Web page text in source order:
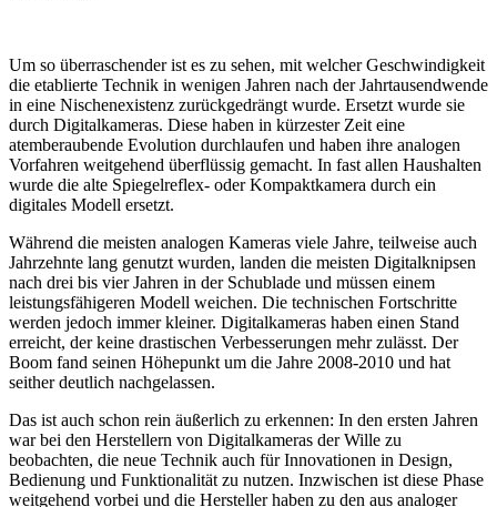
Um so überraschender ist es zu sehen, mit welcher Geschwindigkeit
die etablierte Technik in wenigen Jahren nach der Jahrtausendwende
in eine Nischenexistenz zurückgedrängt wurde. Ersetzt wurde sie
durch Digitalkameras. Diese haben in kürzester Zeit eine
atemberaubende Evolution durchlaufen und haben ihre analogen
Vorfahren weitgehend überflüssig gemacht. In fast allen Haushalten
wurde die alte Spiegelreflex- oder Kompaktkamera durch ein
digitales Modell ersetzt.
Während die meisten analogen Kameras viele Jahre, teilweise auch
Jahrzehnte lang genutzt wurden, landen die meisten Digitalknipsen
nach drei bis vier Jahren in der Schublade und müssen einem
leistungsfähigeren Modell weichen. Die technischen Fortschritte
werden jedoch immer kleiner. Digitalkameras haben einen Stand
erreicht, der keine drastischen Verbesserungen mehr zulässt. Der
Boom fand seinen Höhepunkt um die Jahre 2008-2010 und hat
seither deutlich nachgelassen.
Das ist auch schon rein äußerlich zu erkennen: In den ersten Jahren
war bei den Herstellern von Digitalkameras der Wille zu
beobachten, die neue Technik auch für Innovationen in Design,
Bedienung und Funktionalität zu nutzen. Inzwischen ist diese Phase
weitgehend vorbei und die Hersteller haben zu den aus analoger